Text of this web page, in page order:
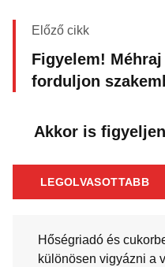
Előző cikk
Figyelem!
forduljon
Akkor is
LEGOLVASOTTABB
Hőségriadó és
különösen vigyázni a